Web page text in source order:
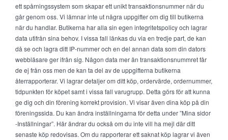
ett spårningssystem som skapar ett unikt transaktionsnummer när du
går genom oss. Vi lämnar inte ut några uppgifter om dig till butikerna
när du handlar. Butikerna har alla sin egen integritetspolicy och lagrar
data utifrån sina behov. I vissa fall länkas du via en tredje part, de kan
då se och lagra ditt IP-nummer och en del annan data som din dators
webbläsare ger ifrån sig. Någon data mer än transaktionsnummret får
de ej från oss men de kan ta del av de uppgifterna butikerna
återrapporterar. Vi lagrar detaljer om ditt köp, ordervärde, ordernummer,
tidpunkten för köpet samt i vissa fall varugrupp. Detta görs för att kunna
ge dig och din förening korrekt provision. Vi visar även dina köp på din
föreningssida. Du kan ändra inställningarna för detta under ”Mina sidor
-Inställningar”. Här ändrar du också om du inte vill ha mejl där ditt
senaste köp redovisas. Om du rapporterar ett saknat köp lagrar vi även